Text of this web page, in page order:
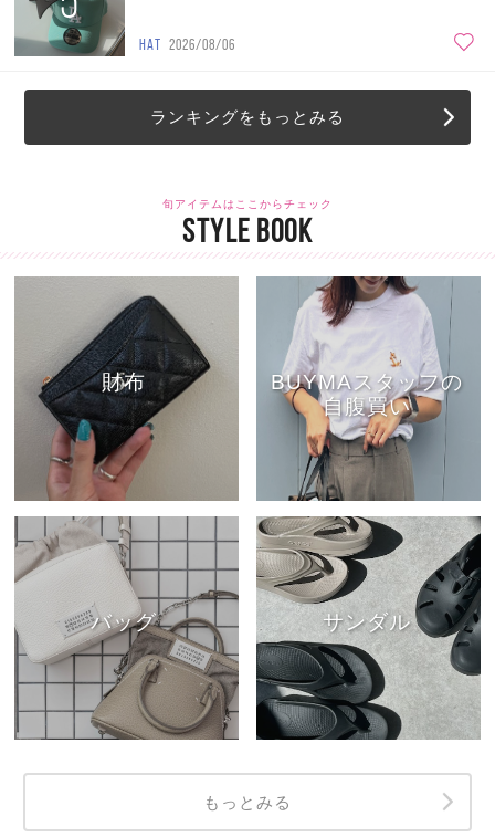
HAT 2026/08/06
ランキングをもっとみる
旬アイテムはここからチェック
STYLE BOOK
財布
BUYMAスタッフの
自腹買い
バッグ サンダル
もっとみる